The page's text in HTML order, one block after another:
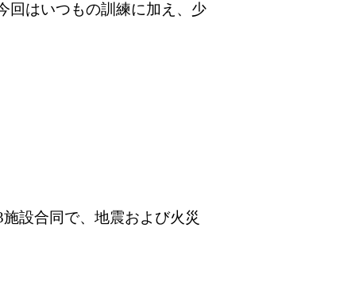
回はいつもの訓練に加え、少
設合同で、地震および火災